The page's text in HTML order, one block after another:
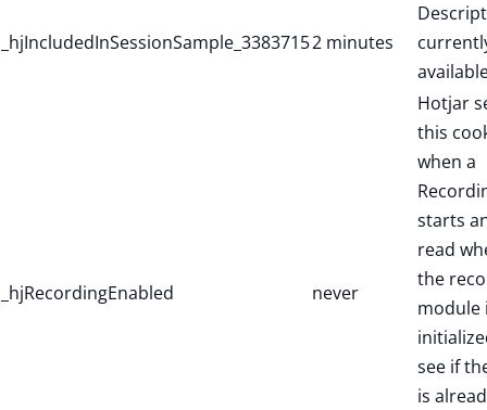
_hjIncludedInSessionSample_33837152 minutes
_hjRecordingEnabled never
Hotjar
this
when a
starts
read
the
module
see if
is